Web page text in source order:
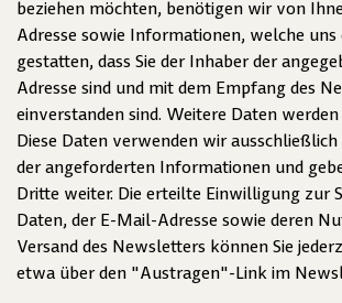
beziehen möchten, benötigen wir von
Adresse sowie Informationen, welche
gestatten, dass Sie der Inhaber der
Adresse sind und mit dem Empfang des
einverstanden sind. Weitere Daten
Diese Daten verwenden wir
der angeforderten Informationen und
Dritte weiter. Die erteilte Einwilligung zur
Daten, der E-Mail-Adresse sowie deren
Versand des Newsletters können Sie
etwa über den "Austragen"-Link im